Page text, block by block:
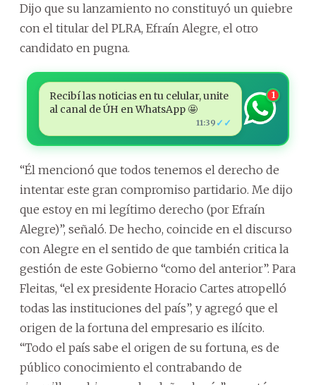
Dijo que su lanzamiento no constituyó un quiebre
con el titular del PLRA, Efraín Alegre, el otro
candidato en pugna.
Recibí las noticias en tu celular, unite
al canal de ÚH en WhatsApp 🤩
11:39 ✓✓
1
“Él mencionó que todos tenemos el derecho de
intentar este gran compromiso partidario. Me dijo
que estoy en mi legítimo derecho (por Efraín
Alegre)”, señaló. De hecho, coincide en el discurso
con Alegre en el sentido de que también critica la
gestión de este Gobierno “como del anterior”. Para
Fleitas, “el ex presidente Horacio Cartes atropelló
todas las instituciones del país”, y agregó que el
origen de la fortuna del empresario es ilícito.
“Todo el país sabe el origen de su fortuna, es de
público conocimiento el contrabando de